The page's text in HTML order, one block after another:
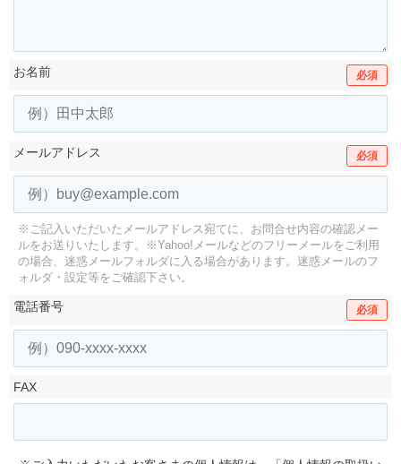
お名前 必須
メールアドレス 必須
※ご記入いただいたメールアドレス宛てに、お問合せ内容の確認メー
ルをお送りいたします。
※Yahoo!メールなどのフリーメールをご利用
の場合、迷惑メールフォルダに入る場合があります。 迷惑メールのフ
ォルダ・設定等をご確認下さい。
電話番号 必須
FAX